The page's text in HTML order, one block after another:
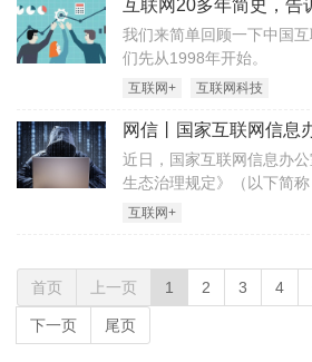
我们来简单回顾一下中国
们先从1998年开始。
互联网+ 互联网科技
近日，国家互联网信息办
生态治理规定》（以下简
月1日起施行。国家互联网
互联网+
首页 上一页 1 2 3 4
下一页 尾页